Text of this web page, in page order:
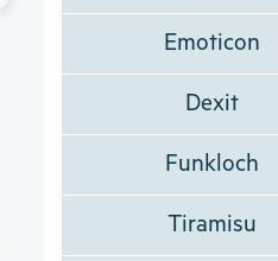
Emoticon
Dexit
Funkloch
Tiramisu